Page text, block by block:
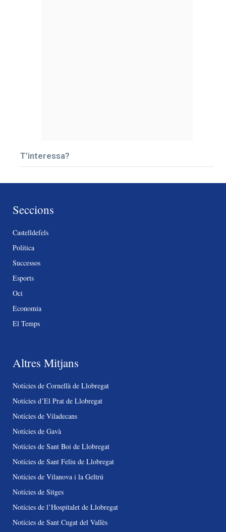
T’interessa?
Seccions
Castelldefels
Política
Successos
Esports
Oci
Economia
El Temps
Altres Mitjans
Notícies de Cornellà de Llobregat
Notícies d’El Prat de Llobregat
Notícies de Viladecans
Notícies de Gavà
Notícies de Sant Boi de Llobregat
Notícies de Sant Feliu de Llobregat
Notícies de Vilanova i la Geltrú
Notícies de Sitges
Notícies de l’Hospitalet de Llobregat
Notícies de Sant Cugat del Vallès